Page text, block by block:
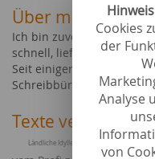
Cookies
der
Analyse
von
Über mich
Ich bin zuverlässig und
schnell, liefere meine
Seit einigen Jahren habe
Schreibbüro, welches ich
Texte verfasst zu
Ländliche Idylle mit traumhaftem